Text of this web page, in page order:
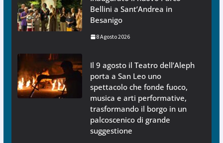
Bellini a Sant’Andrea in
Besanigo
8 Agosto 2026
Il 9 agosto il Teatro dell’Aleph
porta a San Leo uno
spettacolo che fonde fuoco,
musica e arti performative,
trasformando il borgo in un
palcoscenico di grande
suggestione